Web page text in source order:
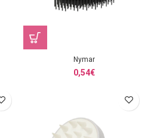
Nymar
0,54€